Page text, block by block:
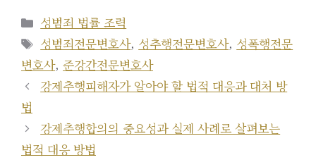
카
테
고
리
성범죄 법률 조력
태
그
성범죄전문변호사, 성추행전문변호사, 성폭행전문
변호사, 준강간전문변호사
강제추행피해자가 알아야 할 법적 대응과 대처 방
법
강제추행합의의 중요성과 실제 사례로 살펴보는
법적 대응 방법